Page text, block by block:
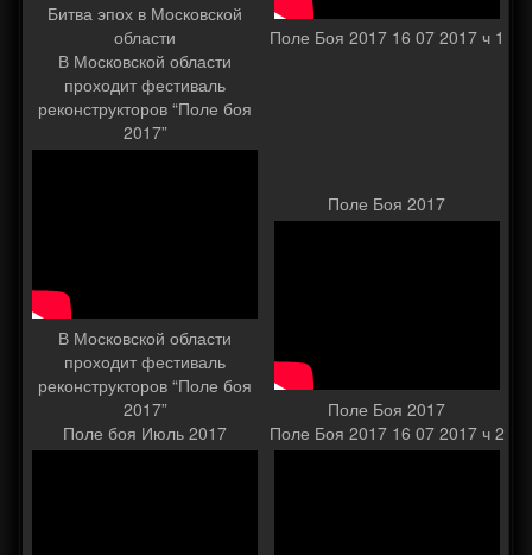
Битва эпох в Московской
области
Поле Боя 2017 16 07 2017 ч 1
В Московской области
проходит фестиваль
реконструкторов “Поле боя
2017”
В Московской области
проходит фестиваль
реконструкторов “Поле боя
2017”
Поле Боя 2017
Поле Боя 2017
Поле боя Июль 2017
Поле Боя 2017 16 07 2017 ч 2